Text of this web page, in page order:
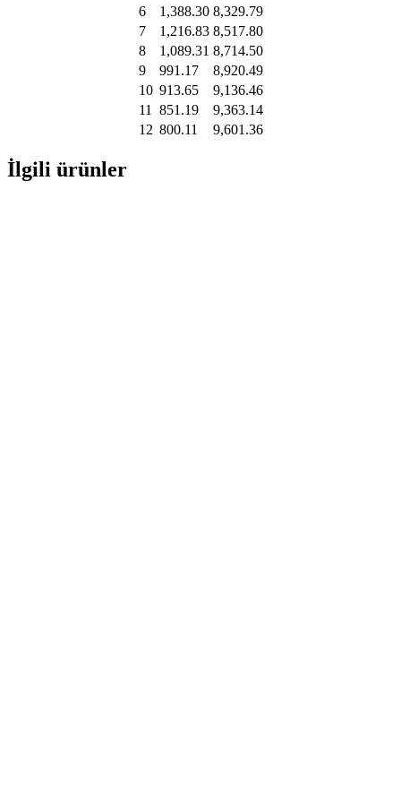
6
1,388.30 8,329.79
7
1,216.83 8,517.80
8
1,089.31 8,714.50
9
991.17
8,920.49
10 913.65
9,136.46
11
851.19
9,363.14
12 800.11 9,601.36
İlgili ürünler